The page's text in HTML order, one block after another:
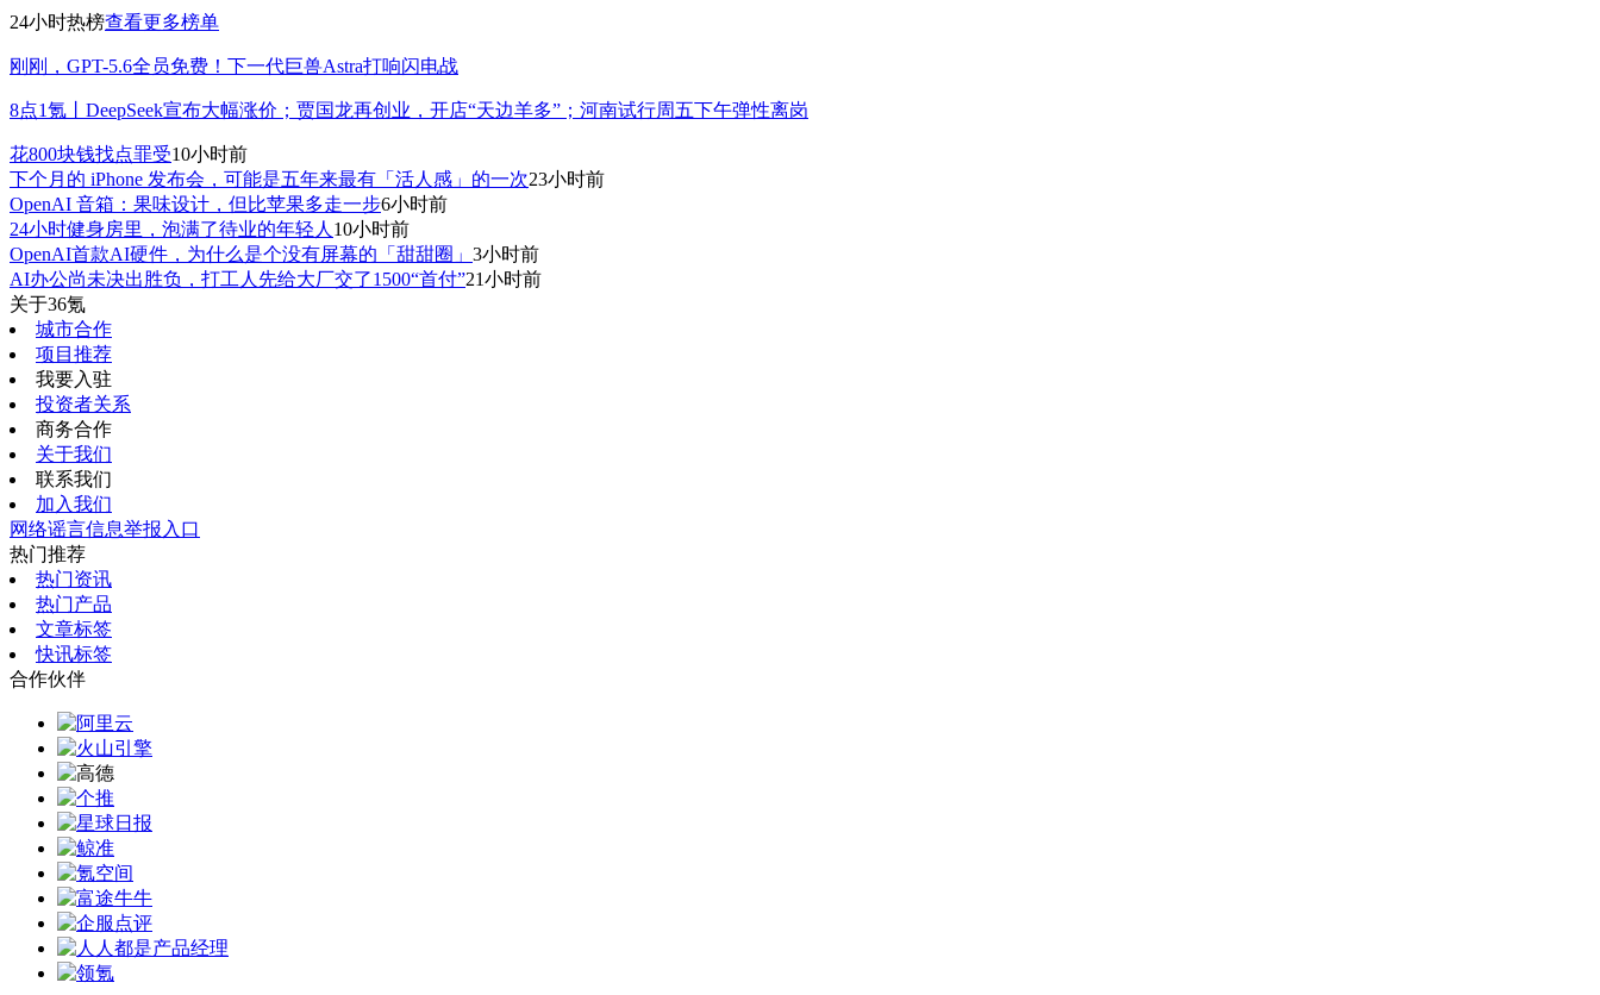
24小时热榜查看更多榜单
刚刚，GPT-5.6全员免费！下一代巨兽Astra打响闪电战
8点1氪丨DeepSeek宣布大幅涨价；贾国龙再创业，开店“天边羊多”；河南试行周五下午弹性离岗
花800块钱找点罪受10小时前
下个月的 iPhone 发布会，可能是五年来最有「活人感」的一次23小时前
OpenAI 音箱：果味设计，但比苹果多走一步6小时前
24小时健身房里，泡满了待业的年轻人 10小时前
OpenAI首款AI硬件，为什么是个没有屏幕的「甜甜圈」 3小时前
AI办公尚未决出胜负，打工人先给大厂交了1500“首付”21小时前
关于36氪
城市合作
项目推荐
我要入驻
投资者关系
商务合作
关于我们
联系我们
加入我们
网络谣言信息举报入口
热门推荐
热门资讯
热门产品
文章标签
快讯标签
合作伙伴